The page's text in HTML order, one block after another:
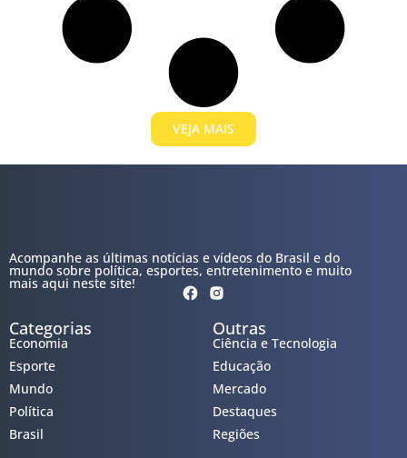
VEJA MAIS
Acompanhe as últimas notícias e vídeos do Brasil e do
mundo sobre política, esportes, entretenimento e muito
mais aqui neste site!
Categorias
Economia
Esporte
Mundo
Política
Brasil
Outras
Ciência e Tecnologia
Educação
Mercado
Destaques
Regiões